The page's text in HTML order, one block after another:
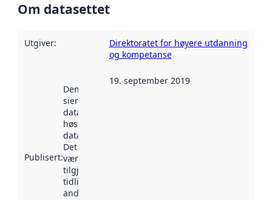
Om datasettet
Utgiver:
Direktoratet for høyere utdanning
og kompetanse
Publisert:
Denne datoen
sier når
datasettet ble
høstet av
data.norge.no.
Det kan ha
vært
tilgjengelig
tidligere
andre steder.
19. september 2019